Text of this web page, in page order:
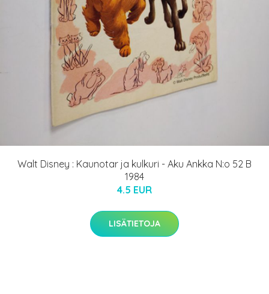
Walt Disney : Kaunotar ja kulkuri - Aku Ankka N:o 52 B
1984
4.5 EUR
LISÄTIETOJA